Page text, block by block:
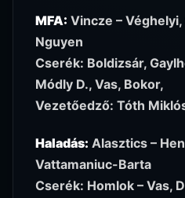
MFA: Vincze – Véghelyi,
Nguyen
Cserék: Boldizsár,
Módly D., Vas, Bokor,
Vezetőedző: Tóth
Haladás: Alasztics –
Vattamaniuc-Barta
Cserék: Homlok – Vas,